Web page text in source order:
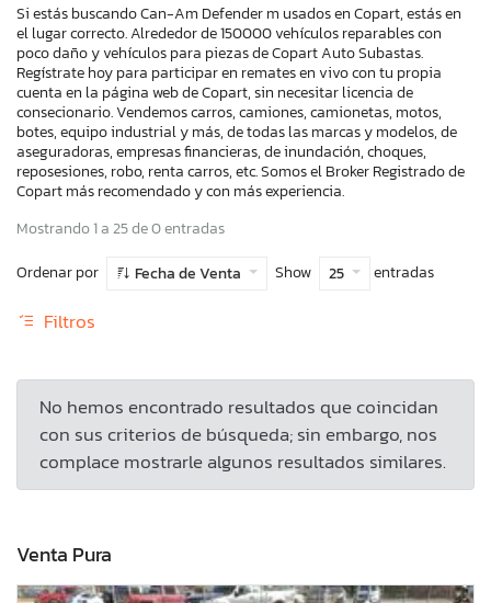
Si estás buscando Can-Am Defender m usados en Copart, estás en
el lugar correcto. Alrededor de 150000 vehículos reparables con
poco daño y vehículos para piezas de Copart Auto Subastas.
Regístrate hoy para participar en remates en vivo con tu propia
cuenta en la página web de Copart, sin necesitar licencia de
consecionario. Vendemos carros, camiones, camionetas, motos,
botes, equipo industrial y más, de todas las marcas y modelos, de
aseguradoras, empresas financieras, de inundación, choques,
reposesiones, robo, renta carros, etc. Somos el Broker Registrado de
Copart más recomendado y con más experiencia.
Mostrando 1 a 25 de 0 entradas
Ordenar por
Fecha de Venta Show 25 entradas
Filtros
No hemos encontrado resultados que coincidan
con sus criterios de búsqueda; sin embargo, nos
complace mostrarle algunos resultados similares.
Venta Pura